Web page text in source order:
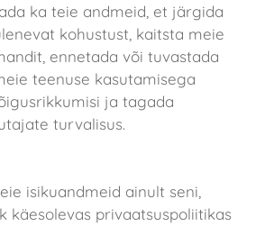
ka teie andmeid, et järgida
kohustust, kaitsta meie
ennetada või tuvastada
teenuse kasutamisega
ja tagada
turvalisus.
isikuandmeid ainult seni,
käesolevas privaatsuspoliitikas